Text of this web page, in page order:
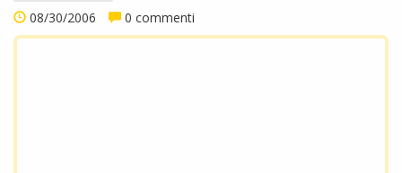
08/30/2006 0 commenti